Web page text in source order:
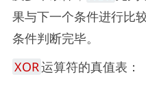
果与下一个条件进行比
条件判断完毕。
XOR运算符的真值表：